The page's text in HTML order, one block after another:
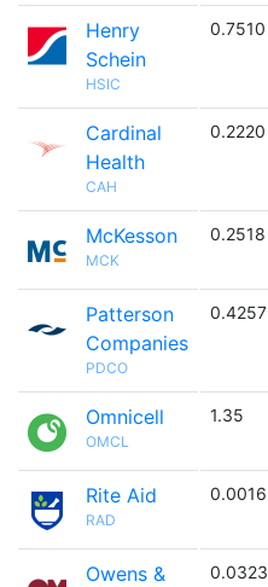
Henry
Schein
HSIC
0.7510
Cardinal
Health
CAH
0.2220
McKesson
MCK
0.2518
Patterson
Companies
PDCO
0.4257
Omnicell
OMCL
1.35
Rite Aid
RAD
0.0016
Owens &
0.0323